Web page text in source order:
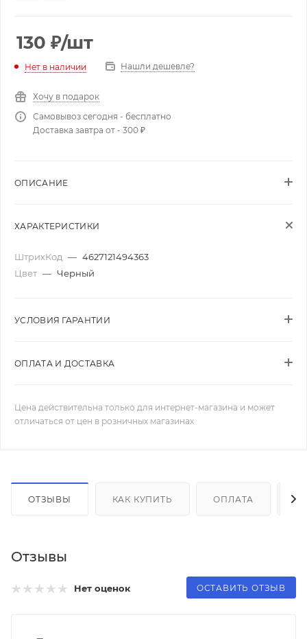
130 ₽/шт
Нет в наличии Нашли дешевле?
Хочу в подарок
Самовывоз сегодня - бесплатно
Доставка завтра от - 300 ₽
ОПИСАНИЕ
ХАРАКТЕРИСТИКИ
ШтрихКод — 4627121494363
Цвет — Черный
УСЛОВИЯ ГАРАНТИИ
ОПЛАТА И ДОСТАВКА
Цена действительна только для интернет-магазина и может
отличаться от цен в розничных магазинах
ОТЗЫВЫ КАК КУПИТЬ ОПЛАТА
Отзывы
Нет оценок ОСТАВИТЬ ОТЗЫВ